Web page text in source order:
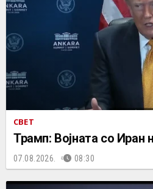
СВЕТ
Трамп: Војната со Иран
07.08.2026. 08:30